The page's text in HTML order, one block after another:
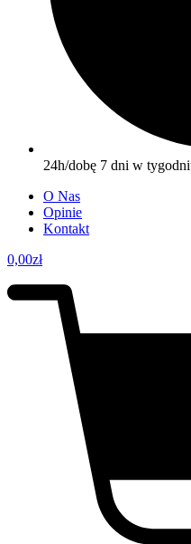
24h/dobę 7 dni w
O Nas
Opinie
Kontakt
0,00zł